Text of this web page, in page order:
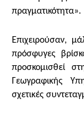
πραγματικότητα».
Επιχειρούσαν,
πρόσφυγες
προσκομισθεί
Γεωγραφικής
σχετικές